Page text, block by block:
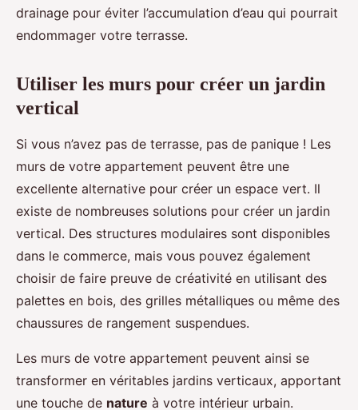
drainage pour éviter l’accumulation d’eau qui pourrait
endommager votre terrasse.
Utiliser les murs pour créer un jardin
vertical
Si vous n’avez pas de terrasse, pas de panique ! Les
murs de votre appartement peuvent être une
excellente alternative pour créer un espace vert. Il
existe de nombreuses solutions pour créer un jardin
vertical. Des structures modulaires sont disponibles
dans le commerce, mais vous pouvez également
choisir de faire preuve de créativité en utilisant des
palettes en bois, des grilles métalliques ou même des
chaussures de rangement suspendues.
Les murs de votre appartement peuvent ainsi se
transformer en véritables jardins verticaux, apportant
une touche de nature à votre intérieur urbain.